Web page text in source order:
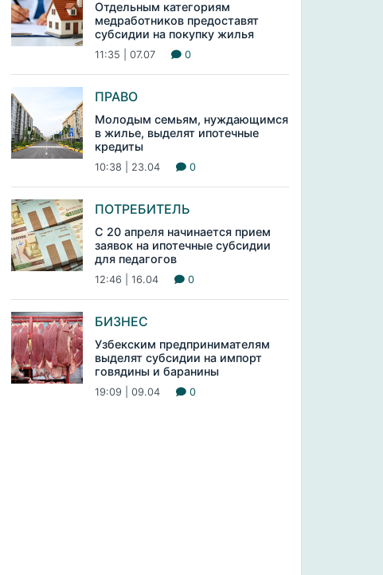
Отдельным категориям
медработников предоставят
субсидии на покупку жилья
11:35 | 07.07 0
ПРАВО
Молодым семьям, нуждающимся
в жилье, выделят ипотечные
кредиты
10:38 | 23.04 0
ПОТРЕБИТЕЛЬ
С 20 апреля начинается прием
заявок на ипотечные субсидии
для педагогов
12:46 | 16.04 0
БИЗНЕС
Узбекским предпринимателям
выделят субсидии на импорт
говядины и баранины
19:09 | 09.04 0